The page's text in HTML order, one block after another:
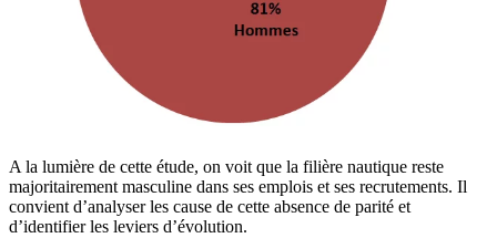
A la lumière de cette étude, on voit que la filière nautique reste
majoritairement masculine dans ses emplois et ses recrutements. Il
convient d’analyser les cause de cette absence de parité et
d’identifier les leviers d’évolution.